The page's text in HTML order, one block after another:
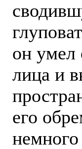
он умел
лица и
его
немного